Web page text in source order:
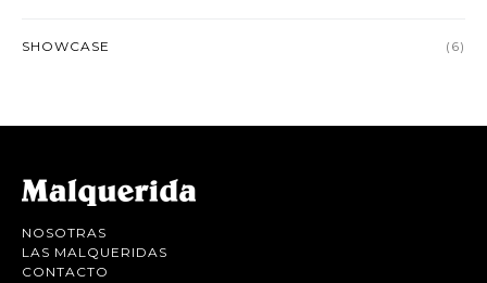
SHOWCASE (6)
NOSOTRAS
LAS MALQUERIDAS
CONTACTO